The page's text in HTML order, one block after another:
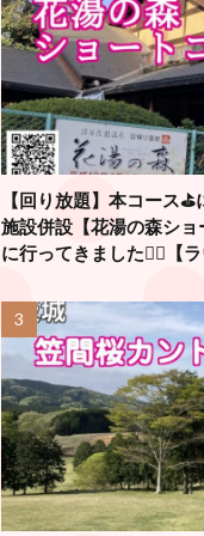
【回り放題】本コース
施設併設【花湯の森ショ
に行ってきました🏌️‍♂️【ラ